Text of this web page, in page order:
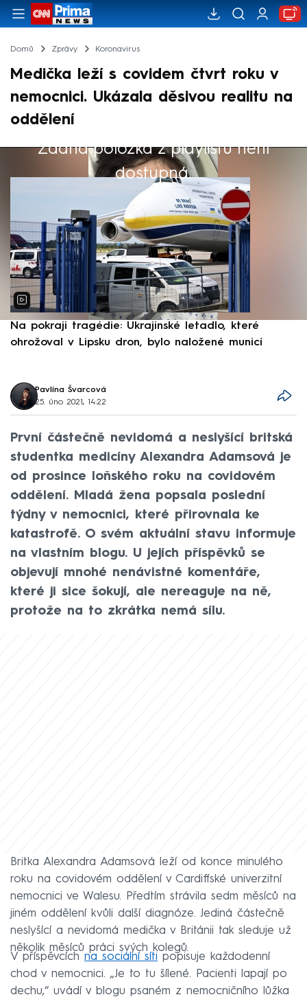
Domů Zprávy Koronavirus
Medička leží s covidem čtvrt roku v
nemocnici. Ukázala děsivou realitu na
oddělení
Žádná položka z playlistu není
dostupná.
Výběr redakce
Na pokraji tragédie: Ukrajinské letadlo, které
ohrožoval v Lipsku dron, bylo naložené municí
Pavlína Švarcová
25. úno 2021, 14:22
První částečně nevidomá a neslyšící britská
studentka medicíny Alexandra Adamsová je
od prosince loňského roku na covidovém
oddělení. Mladá žena popsala poslední
týdny v nemocnici, které přirovnala ke
katastrofě. O svém aktuální stavu informuje
na vlastním blogu. U jejích příspěvků se
objevují mnohé nenávistné komentáře,
které ji sice šokují, ale nereaguje na ně,
protože na to zkrátka nemá sílu.
Britka Alexandra Adamsová leží od konce minulého
roku na covidovém oddělení v Cardiffské univerzitní
nemocnici ve Walesu. Předtím strávila sedm měsíců na
jiném oddělení kvůli další diagnóze. Jediná částečně
neslyšící a nevidomá medička v Británii tak sleduje už
několik měsíců práci svých kolegů.
V příspěvcích na sociální síti popisuje každodenní
chod v nemocnici. „Je to tu šílené. Pacienti lapají po
dechu,“ uvádí v blogu psaném z nemocničního lůžka